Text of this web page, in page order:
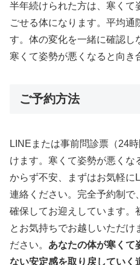
半年続けられた方は、寒くて
ごせる体になります。平均通
す。体の変化を一緒に確認し
寒くて姿勢が悪くなると向き
ご予約方法
LINEまたは事前問診票（24
けます。寒くて姿勢が悪くな
からず不安、まずはお気軽に
連絡ください。完全予約制で
確保してお迎えしています。
とお気持ちでお越しいただけ
ださい。 あなたの体が寒くて
ない安定感を取り戻していく